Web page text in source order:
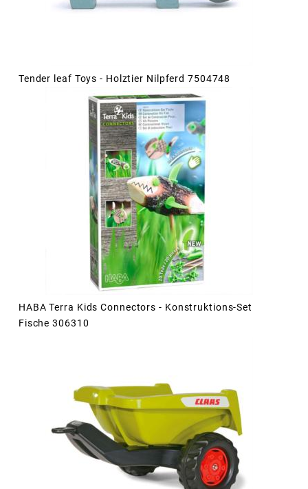
Tender leaf Toys - Holztier Nilpferd 7504748
HABA Terra Kids Connectors - Konstruktions-Set
Fische 306310